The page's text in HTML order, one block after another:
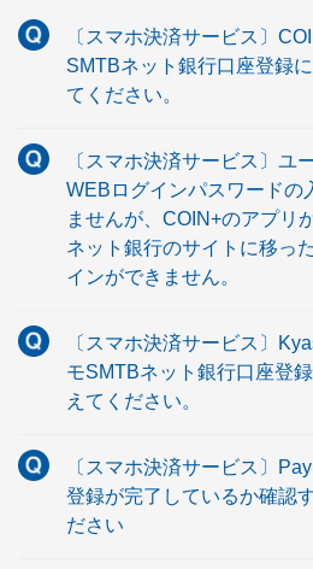
〔スマホ決済サービス〕
SMTBネット銀行口座登録
てください。
〔スマホ決済サービス〕ユ
WEBログインパスワードの
ませんが、COIN+のアプリ
ネット銀行のサイトに移っ
インができません。
〔スマホ決済サービス〕
モSMTBネット銀行口座登
えてください。
〔スマホ決済サービス〕
登録が完了しているか確認
ださい